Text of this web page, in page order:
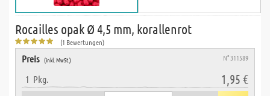
Rocailles opak Ø 4,5 mm, korallenrot
(1 Bewertungen)
Preis (inkl. MwSt.) N° 311589
1 Pkg. 1,95 €